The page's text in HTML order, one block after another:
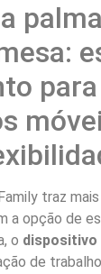
para
traz
a opção de
o dispositivo
de